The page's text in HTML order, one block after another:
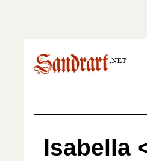
Isabella